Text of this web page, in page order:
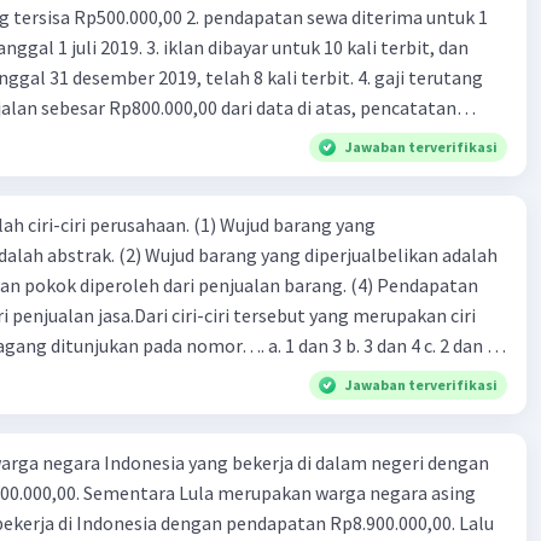
Level 1
01:55
Level 1
01:55
fokus
·0.0(0) Balas
2. pendapatan sewa diterima untuk 1
dibayar untuk 10 kali terbit, dan
31 desember 2019, telah 8 kali terbit. 4. gaji terutang
sebesar Rp800.000,00 dari data di atas, pencatatan
benar adalah ....
Jawaban terverifikasi
ciri-ciri perusahaan. (1) Wujud barang yang
abstrak. (2) Wujud barang yang diperjualbelikan adalah
pokok diperoleh dari penjualan barang. (4) Pendapatan
penjualan jasa.Dari ciri-ciri tersebut yang merupakan ciri
ditunjukan pada nomor…. a. 1 dan 3 b. 3 dan 4 c. 2 dan 3
Jawaban terverifikasi
negara Indonesia yang bekerja di dalam negeri dengan
Lalu